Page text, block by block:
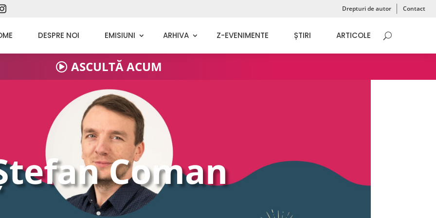
Drepturi de autor Contact
DESPRE NOI EMISIUNI ARHIVA Z-EVENIMENTE ȘTIRI ARTICOLE
ASCULTĂ ACUM
Coman
Ruben Marian
Dan Mercioniu
Alex Ilie
Andreea Popescu
Costel Ghioancă